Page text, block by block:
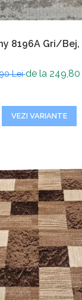
8196A Gri/Bej,
Leide la 249,80
VEZI VARIANTE